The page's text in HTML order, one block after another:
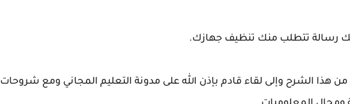
رسالة تتطلب منك تنظيف جهازك.
هذا الشرح وإلى لقاء قادم بإذن الله على مدونة التعليم المجاني ومع شروحات